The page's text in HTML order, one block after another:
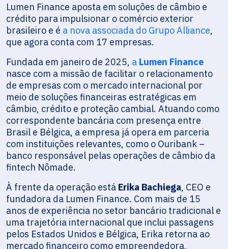
Lumen Finance aposta em soluções de câmbio e
crédito para impulsionar o comércio exterior
brasileiro e é a nova associada do Grupo Alliance,
que agora conta com 17 empresas.
Fundada em janeiro de 2025, a Lumen Finance
nasce com a missão de facilitar o relacionamento
de empresas com o mercado internacional por
meio de soluções financeiras estratégicas em
câmbio, crédito e proteção cambial. Atuando como
correspondente bancária com presença entre
Brasil e Bélgica, a empresa já opera em parceria
com instituições relevantes, como o Ouribank –
banco responsável pelas operações de câmbio da
fintech Nômade.
À frente da operação está Erika Bachiega, CEO e
fundadora da Lumen Finance. Com mais de 15
anos de experiência no setor bancário tradicional e
uma trajetória internacional que inclui passagens
pelos Estados Unidos e Bélgica, Erika retorna ao
mercado financeiro como empreendedora,